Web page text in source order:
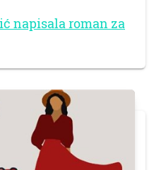
napisala roman za